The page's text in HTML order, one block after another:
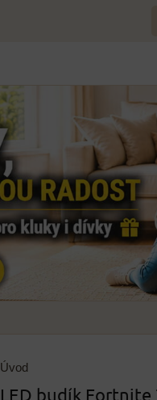
Úvod
LED budík Fortnite